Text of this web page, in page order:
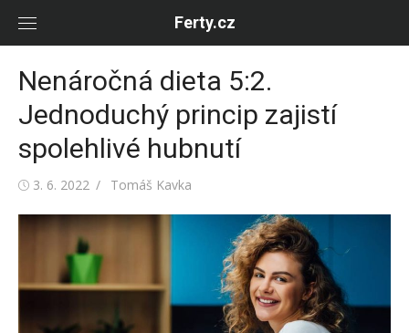
Ferty.cz
Nenáročná dieta 5:2.
Jednoduchý princip zajistí
spolehlivé hubnutí
Posted
3. 6. 2022 Author
Tomáš Kavka